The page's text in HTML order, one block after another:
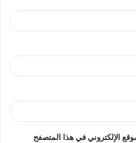
الإلكتروني في هذا المتصفح